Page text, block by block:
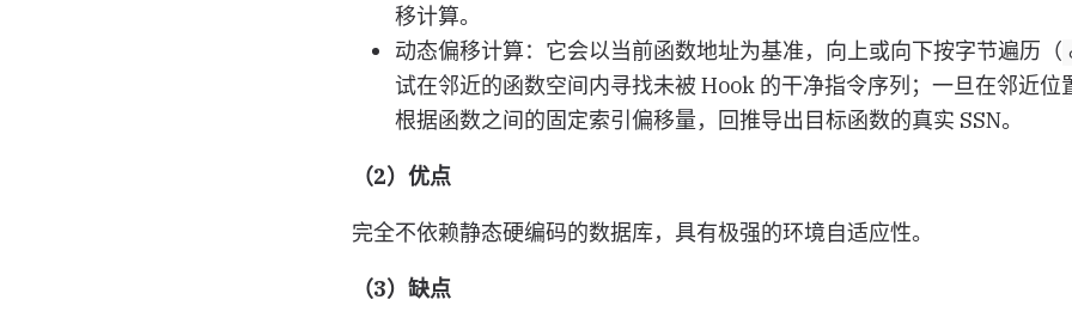
移计算。
动态偏移计算：它会以当前函数地址为基准，向上或向下按字节遍历（
试在邻近的函数空间内寻找未被 Hook 的干净指令序列；一旦在邻近位
根据函数之间的固定索引偏移量，回推导出目标函数的真实 SSN。
（2）优点
完全不依赖静态硬编码的数据库，具有极强的环境自适应性。
（3）缺点